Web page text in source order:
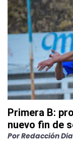
Primera B:
nuevo fin de
PorRedacción